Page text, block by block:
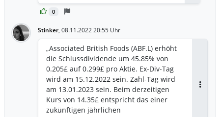
0
Stinker, 08.11.2022 20:55 Uhr
„Associated British Foods (ABF.L) erhöht
die Schlussdividende um 45.85% von
0.205£ auf 0.299£ pro Aktie. Ex-Div-Tag
wird am 15.12.2022 sein. Zahl-Tag wird
am 13.01.2023 sein. Beim derzeitigen
Kurs von 14.35£ entspricht das einer
zukünftigen jährlichen